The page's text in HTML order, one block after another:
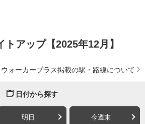
トアップ【2025年12月】
ウォーカープラス掲載の駅・路線について
日付から探す
明日 今週末